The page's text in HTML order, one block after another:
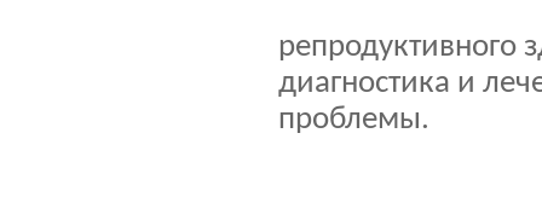
репродуктивного
диагностика и
проблемы.